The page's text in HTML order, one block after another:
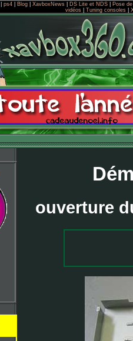
ps4 Blog XavboxNews DS Lite et NDS
Pose
vidéos| Tuning consoles|
ouverture